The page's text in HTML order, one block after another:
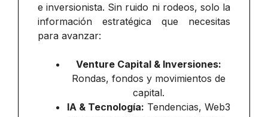
e inversionista. Sin ruido ni rodeos, solo la
información estratégica que necesitas
para avanzar:
Venture Capital & Inversiones:
Rondas, fondos y movimientos de
capital.
IA & Tecnología: Tendencias, Web3